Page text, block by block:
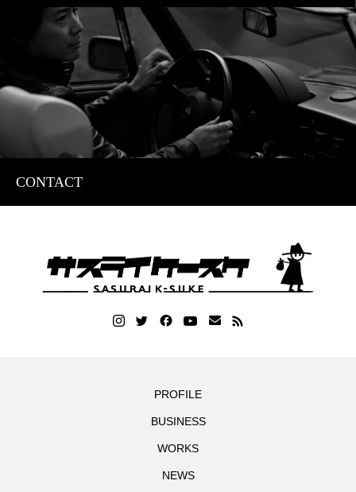
CONTACT
PROFILE
BUSINESS
WORKS
NEWS